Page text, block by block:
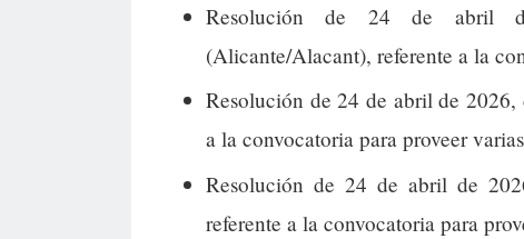
Resolución de 24 de abril
(Alicante/Alacant), referente a la
Resolución de 24 de abril de
a la convocatoria para proveer
Resolución de 24 de abril de
referente a la convocatoria para